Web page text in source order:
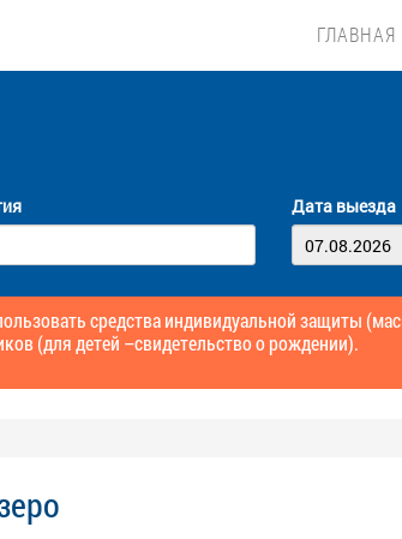
ГЛАВНАЯ
Дата выезда
средства индивидуальной защиты
(для детей –свидетельство о рождении).